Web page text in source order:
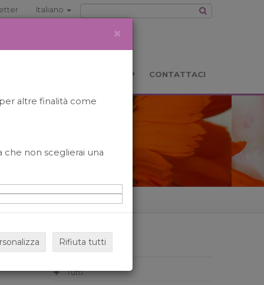
Italiano
BOOKSHOP CONTATTACI
ARCHIVIO
Tutti
×
altre finalità come
non sceglierai una
Rifiuta tutti